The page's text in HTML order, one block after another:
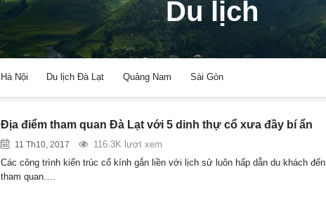
Du lịch
Hà Nội Du lịch Đà Lạt Quảng Nam Sài Gòn
Địa điểm tham quan Đà Lạt với 5 dinh thự cổ xưa đầy bí ẩn
11 Th10, 2017
116.3K lượt xem
Các công trình kiến trúc cổ kính gắn liền với lịch sử luôn hấp dẫn du khách đến
tham quan.…